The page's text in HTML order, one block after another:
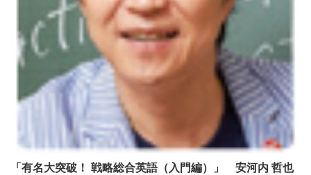
「 有名大突破！ 戦略総合英語（入門編）」 安河内 哲也